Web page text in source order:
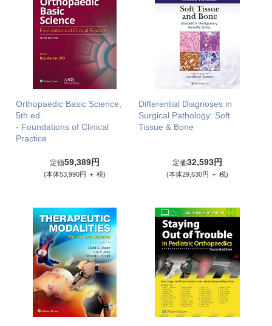
Orthopaedic Basic Science,
5th ed.
- Foundations of Clinical
Practice
定価59,389円
(本体53,990円 ＋ 税)
Differential Diagnoses in
Surgical Pathology: Soft
Tissue & Bone
定価32,593円
(本体29,630円 ＋ 税)